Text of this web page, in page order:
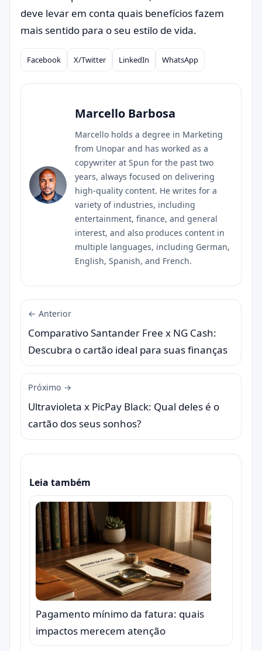
deve levar em conta quais benefícios fazem
mais sentido para o seu estilo de vida.
Compartilhar
Facebook X/Twitter LinkedIn WhatsApp
Marcello Barbosa
Marcello holds a degree in Marketing
from Unopar and has worked as a
copywriter at Spun for the past two
years, always focused on delivering
high-quality content. He writes for a
variety of industries, including
entertainment, finance, and general
interest, and also produces content in
multiple languages, including German,
English, Spanish, and French.
← Anterior
Comparativo Santander Free x NG Cash:
Descubra o cartão ideal para suas finanças
Próximo →
Ultravioleta x PicPay Black: Qual deles é o
cartão dos seus sonhos?
Leia também
Pagamento mínimo da fatura: quais
impactos merecem atenção